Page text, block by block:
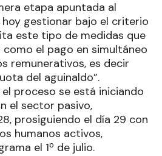
etapa apuntada al
gestionar bajo el criterio
este tipo de medidas que
el pago en simultáneo
remunerativos, es decir
del aguinaldo”.
proceso se está iniciando
el sector pasivo,
prosiguiendo el día 29 con
humanos activos,
el 1º de julio.